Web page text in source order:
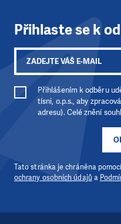
Přihlaste se k
Přihlášením k odběru
tísni, o.p.s., aby
adresu). Celé znění
Tato stránka je chráněna
ochrany osobních údajů a